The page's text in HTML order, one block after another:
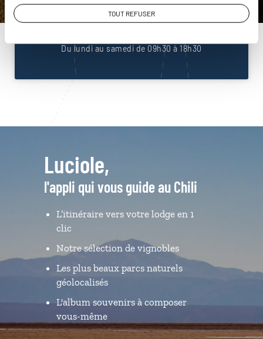
TOUT REFUSER
01 86 95 65 09
Du lundi au samedi de 09h30 à 18h30
Luciole,
l'appli qui vous guide au Chili
L’itinéraire vers votre lodge en 1
clic
Notre sélection de vignobles
Les plus beaux parcs naturels
géolocalisés
L'album souvenirs à composer
vous-même